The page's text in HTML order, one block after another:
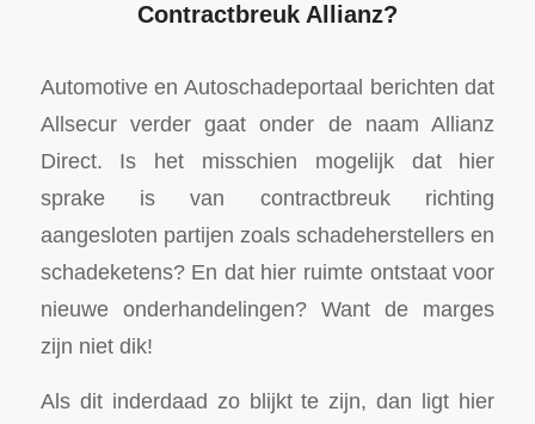
Contractbreuk Allianz?
Automotive en Autoschadeportaal berichten dat
Allsecur verder gaat onder de naam Allianz
Direct. Is het misschien mogelijk dat hier
sprake is van contractbreuk richting
aangesloten partijen zoals schadeherstellers en
schadeketens? En dat hier ruimte ontstaat voor
nieuwe onderhandelingen? Want de marges
zijn niet dik!
Als dit inderdaad zo blijkt te zijn, dan ligt hier